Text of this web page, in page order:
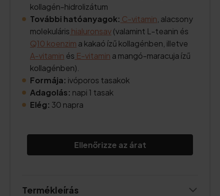
kollagén-hidrolizátum
További hatóanyagok: C-vitamin , alacsony
molekuláris hialuronsav(valamint L-teanin és
Q10 koenzim a kakaó ízű kollagénben, illetve
A-vitamin és E-vitamin a mangó-maracuja ízű
kollagénben).
Formája: ivóporos tasakok
Adagolás: napi 1 tasak
Elég: 30 napra
Ellenőrizze az árat
Termékleírás